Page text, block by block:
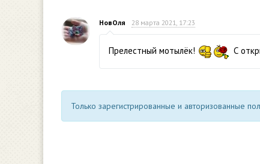
НовОля 28 марта 2021, 17:23
Прелестный мотылёк! С
Только зарегистрированные и авторизованные